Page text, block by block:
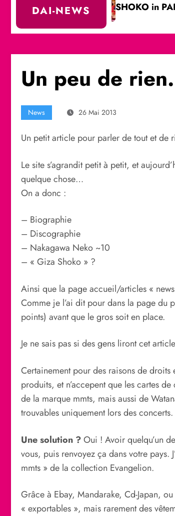
DAI-NEWS
2) SHOKO in PARIS ~
Un peu de
News 26 Mai 2013
Un petit article pour parler de tout et de
Le site s’agrandit petit à petit, et
quelque chose…
On a donc :
– Biographie
– Discographie
– Nakagawa Neko ~10
– « Giza Shoko » ?
Ainsi que la page accueil/articles «
Comme je l’ai dit pour dans la page du
points) avant que le gros soit en place.
Je ne sais pas si des gens liront cet
Certainement pour des raisons de droits
produits, et n’accepent que les cartes
de la marque mmts, mais aussi de
trouvables uniquement lors des concerts.
Une solution ?Oui ! Avoir quelqu’un
vous, puis renvoyez ça dans votre pays.
mmts » de la collection Evangelion.
Grâce à Ebay, Mandarake, Cd-Japan,
« exportables », mais rarement des